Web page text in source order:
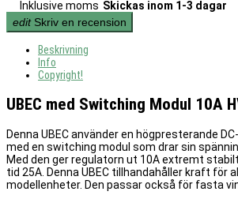
Inklusive moms Skickas inom 1-3 dagar
edit Skriv en recension
Beskrivning
Info
Copyright!
UBEC med Switching Modul 10A
Denna UBEC använder en högpresterande
med en switching modul som drar sin
Med den ger regulatorn ut 10A extremt
tid 25A. Denna UBEC tillhandahåller kraft för
modellenheter. Den passar också för fasta